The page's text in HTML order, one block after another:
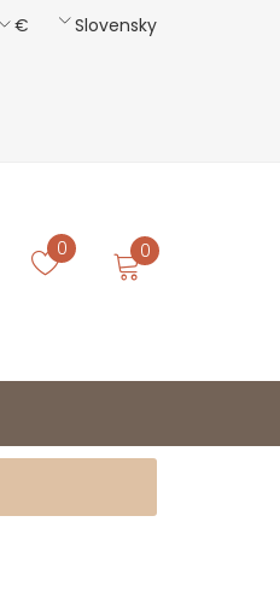
Slovensky
€
0
0